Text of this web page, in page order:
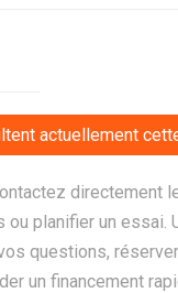
actuellement
directement
ou planifier un essai.
questions,
un financement